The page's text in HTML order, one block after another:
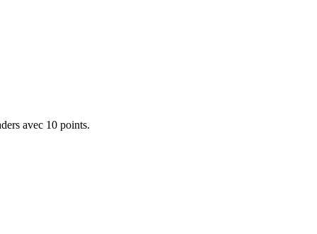
avec 10 points.